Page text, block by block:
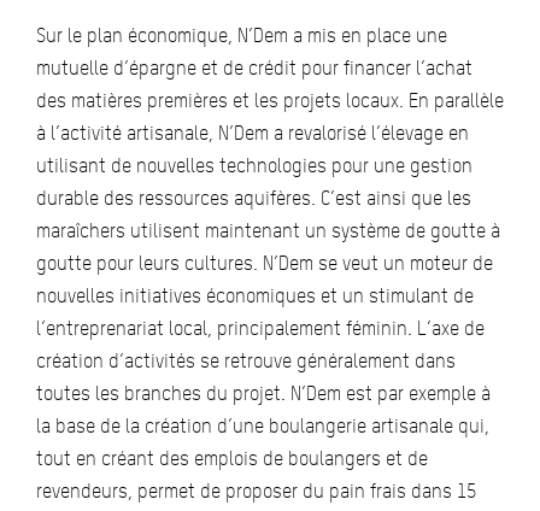
Sur le plan économique, N’Dem a mis en place une
mutuelle d’épargne et de crédit pour financer l’achat
des matières premières et les projets locaux. En parallèle
à l’activité artisanale, N’Dem a revalorisé l’élevage en
utilisant de nouvelles technologies pour une gestion
durable des ressources aquifères. C’est ainsi que les
maraîchers utilisent maintenant un système de goutte à
goutte pour leurs cultures. N’Dem se veut un moteur de
nouvelles initiatives économiques et un stimulant de
l’entreprenariat local, principalement féminin. L’axe de
création d’activités se retrouve généralement dans
toutes les branches du projet. N’Dem est par exemple à
la base de la création d’une boulangerie artisanale qui,
tout en créant des emplois de boulangers et de
revendeurs, permet de proposer du pain frais dans 15